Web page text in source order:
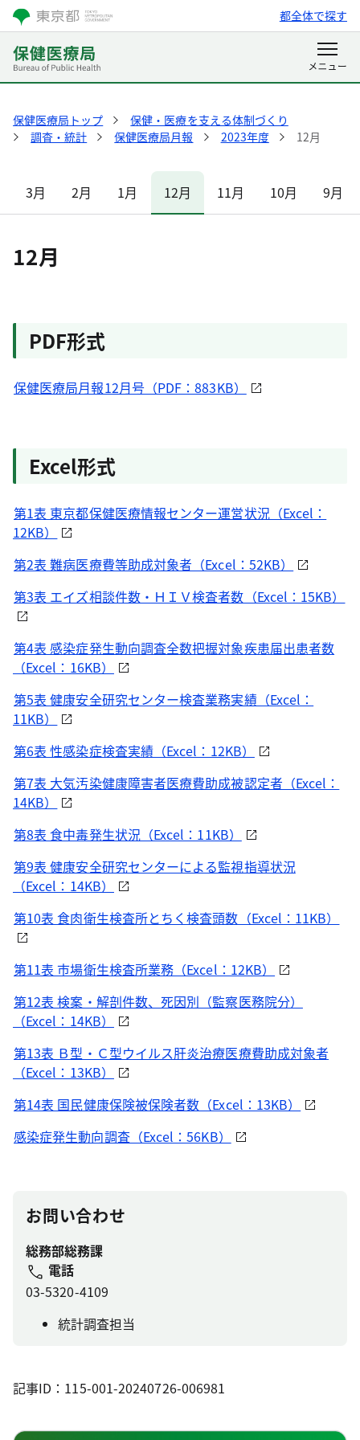
都全体で探す
保健医療局トップ
保健・医療を支える体制づくり
調査・統計
保健医療局月報 2023年度 12月
3月 2月 1月 12月 11月 10月 9月
12月
PDF形式
保健医療局月報12月号（PDF：883KB）
Excel形式
第1表 東京都保健医療情報センター運営状況（Excel：
12KB）
第2表 難病医療費等助成対象者（Excel：52KB）
第3表 エイズ相談件数・ＨＩＶ検査者数（Excel：15KB）
第4表 感染症発生動向調査全数把握対象疾患届出患者数
（Excel：16KB）
第5表 健康安全研究センター検査業務実績（Excel：
11KB）
第6表 性感染症検査実績（Excel：12KB）
第7表 大気汚染健康障害者医療費助成被認定者（Excel：
14KB）
第8表 食中毒発生状況（Excel：11KB）
第9表 健康安全研究センターによる監視指導状況
（Excel：14KB）
第10表 食肉衛生検査所とちく検査頭数（Excel：11KB）
第11表 市場衛生検査所業務（Excel：12KB）
第12表 検案・解剖件数、死因別（監察医務院分）
（Excel：14KB）
第13表 Ｂ型・Ｃ型ウイルス肝炎治療医療費助成対象者
（Excel：13KB）
第14表 国民健康保険被保険者数（Excel：13KB）
感染症発生動向調査（Excel：56KB）
お問い合わせ
総務部総務課
電話
03-5320-4109
統計調査担当
記事ID：115-001-20240726-006981